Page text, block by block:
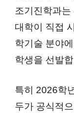
조기진학과
대학이 직접
학기술 분야
학생을 선발
특히 2026학
두가 공식적